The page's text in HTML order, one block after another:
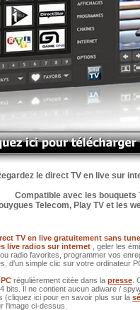
le direct TV en live sur
Compatible avec les bouquets
Telecom, Play TV et les
TV en live gratuitement sans
live radios sur internet
, geler les
radio favorites, programmer vos
d'un simple clic sur votre ordinateur
régulièrement citée dans la presse .
bits. Il ne contient aucun adware /
(cliquez ici pour en savoir plus sur la
l'image ci-dessus.